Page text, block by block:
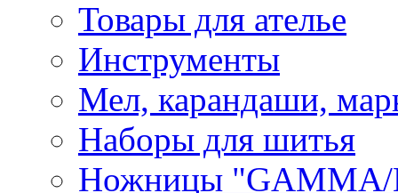
Товары для ателье
Инструменты
Мел, карандаши,
Наборы для шитья
Ножницы "GAMMA/